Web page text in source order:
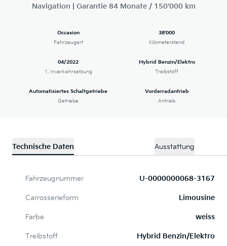
Navigation | Garantie 84 Monate / 150'000 km
Occasion
Fahrzeugart
38'000
Kilometerstand
04/2022
1. Inverkehrsetzung
Hybrid Benzin/Elektro
Treibstoff
Automatisiertes Schaltgetriebe
Getriebe
Vorderradantrieb
Antrieb
Technische Daten Ausstattung
Fahrzeugnummer U-0000000068-3167
Carrosserieform Limousine
Farbe weiss
Treibstoff Hybrid Benzin/Elektro